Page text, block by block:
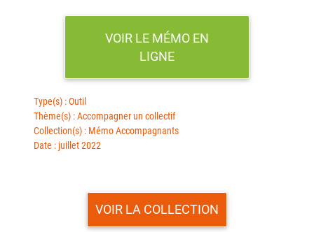
VOIR LE MÉMO EN
LIGNE
Type(s) : Outil
Thème(s) : Accompagner un collectif
Collection(s) : Mémo Accompagnants
Date : juillet 2022
VOIR LA COLLECTION